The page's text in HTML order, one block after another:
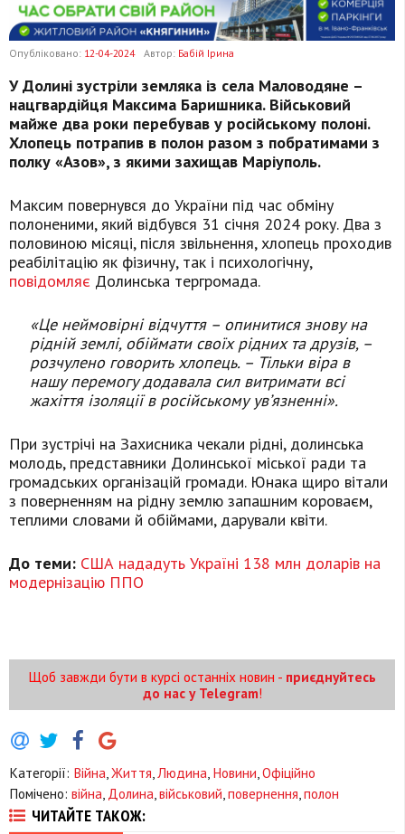
Опубліковано: 12-04-2024 Автор: Бабій Ірина
У Долині зустріли земляка із села Маловодяне –
нацгвардійця Максима Баришника. Військовий
майже два роки перебував у російському полоні.
Хлопець потрапив в полон разом з побратимами з
полку «Азов», з якими захищав Маріуполь.
Максим повернувся до України під час обміну
полоненими, який відбувся 31 січня 2024 року. Два з
половиною місяці, після звільнення, хлопець проходив
реабілітацію як фізичну, так і психологічну,
повідомляє Долинська тергромада.
«Це неймовірні відчуття – опинитися знову на
рідній землі, обіймати своїх рідних та друзів, –
розчулено говорить хлопець. – Тільки віра в
нашу перемогу додавала сил витримати всі
жахіття ізоляції в російському ув’язненні».
При зустрічі на Захисника чекали рідні, долинська
молодь, представники Долинської міської ради та
громадських організацій громади. Юнака щиро вітали
з поверненням на рідну землю запашним короваєм,
теплими словами й обіймами, дарували квіти.
До теми: США нададуть Україні 138 млн доларів на
модернізацію ППО
Щоб завжди бути в курсі останніх новин - приєднуйтесь
до нас у Telegram!
Категорії: Війна Життя Людина Новини Офіційно
Помічено: війна Долина військовий повернення полон
ЧИТАЙТЕ ТАКОЖ: